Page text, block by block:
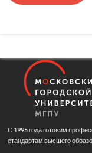
С 1995 года готовим
стандартам высшего